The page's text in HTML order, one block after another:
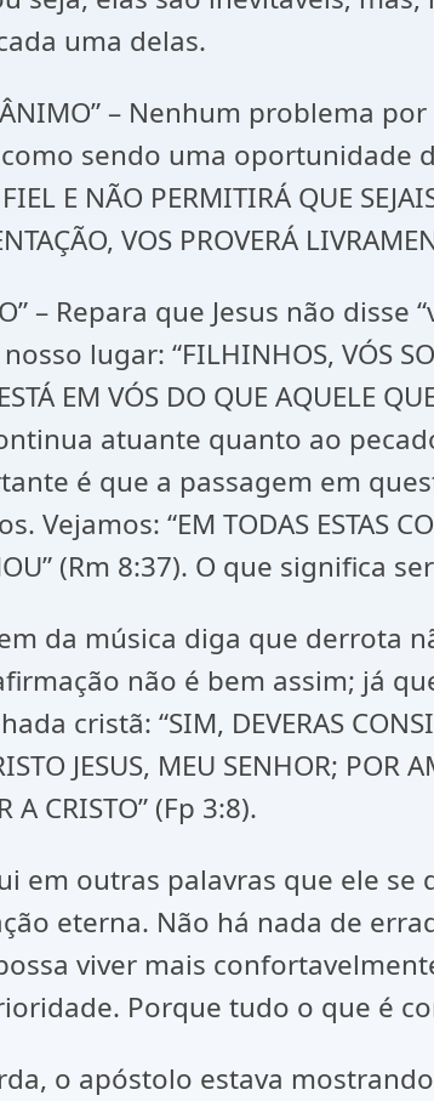
uma delas.
ÂNIMO” – Nenhum problema
sendo uma oportunidade de
E NÃO PERMITIRÁ QUE
VOS PROVERÁ
– Repara que Jesus não
lugar: “FILHINHOS, VÓS
EM VÓS DO QUE
atuante quanto ao
é que a passagem em
“EM TODAS ESTAS
(Rm 8:37). O que significa
da música diga que derrota
não é bem assim; já
cristã: “SIM, DEVERAS
JESUS, MEU SENHOR; POR
A CRISTO” (Fp 3:8).
em outras palavras que ele
eterna. Não há nada de
viver mais
Porque tudo o que é
o apóstolo estava